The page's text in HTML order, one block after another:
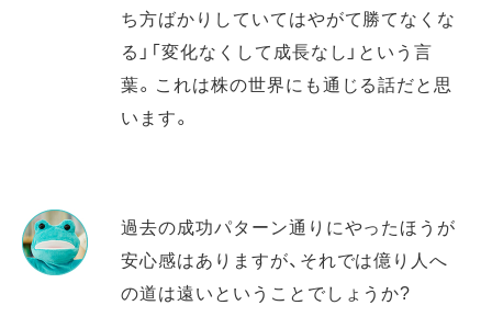
ち方ばかりしていてはやがて勝てなくな
る」「変化なくして成長なし」という言
葉。これは株の世界にも通じる話だと思
います。
過去の成功パターン通りにやったほうが
安心感はありますが、それでは億り人へ
の道は遠いということでしょうか?